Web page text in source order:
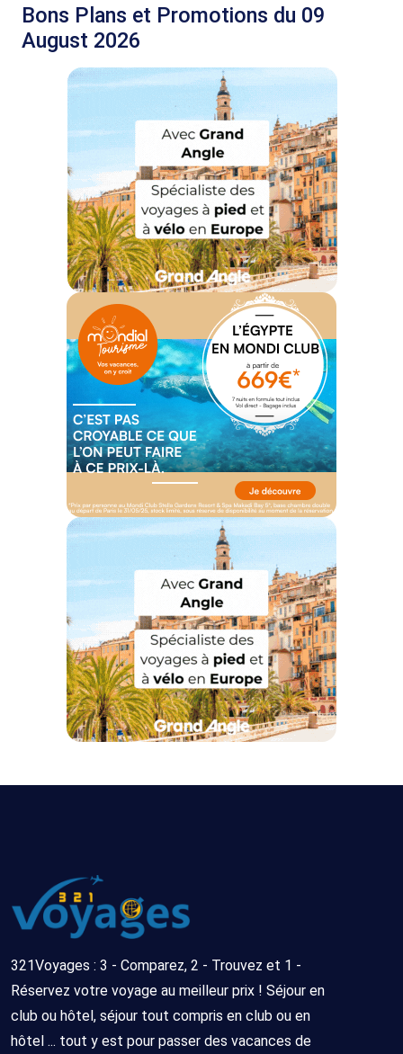
Bons Plans et Promotions du 09
August 2026
321Voyages : 3 - Comparez, 2 - Trouvez et 1 -
Réservez votre voyage au meilleur prix ! Séjour en
club ou hôtel, séjour tout compris en club ou en
hôtel ... tout y est pour passer des vacances de